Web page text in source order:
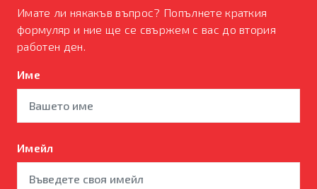
Имате ли някакъв въпрос? Попълнете краткия
формуляр и ние ще се свържем с вас до втория
работен ден.
Име
Имейл